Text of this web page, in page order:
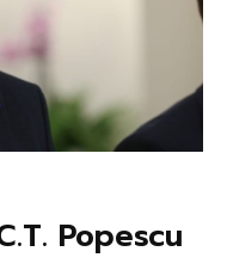
Popescu